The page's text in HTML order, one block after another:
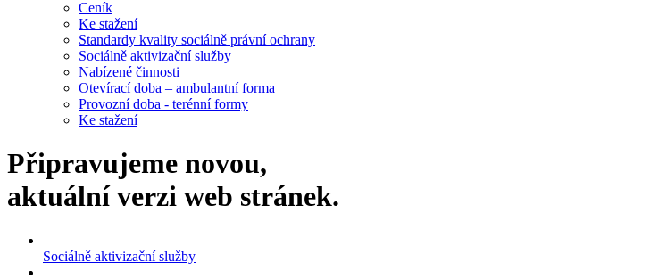
Ceník
Ke stažení
Standardy kvality sociálně právní ochrany
Sociálně aktivizační služby
Nabízené činnosti
Otevírací doba – ambulantní forma
Provozní doba - terénní formy
Ke stažení
Připravujeme novou,
aktuální verzi web stránek.
Sociálně aktivizační služby